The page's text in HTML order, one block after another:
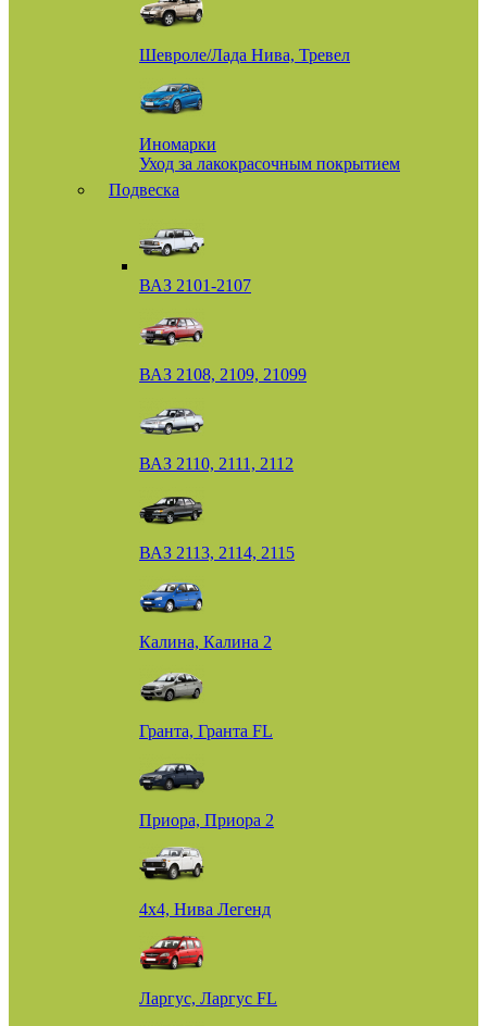
Шевроле/Лада Нива, Тревел
Иномарки
Уход за лакокрасочным покрытием
Подвеска
ВАЗ 2101-2107
ВАЗ 2108, 2109, 21099
ВАЗ 2110, 2111, 2112
ВАЗ 2113, 2114, 2115
Калина, Калина 2
Гранта, Гранта FL
Приора, Приора 2
4х4, Нива Легенд
Ларгус, Ларгус FL